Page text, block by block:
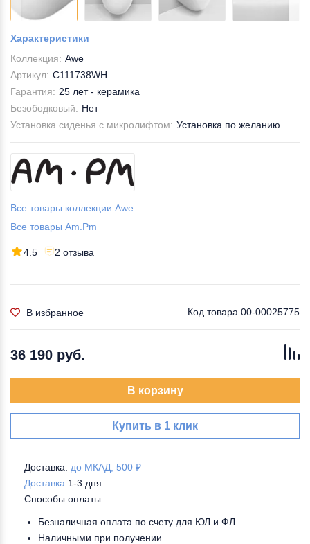
Характеристики
Коллекция: Awe
Артикул: C111738WH
Гарантия: 25 лет - керамика
Безободковый: Нет
Установка сиденья с микролифтом: Установка по желанию
Все товары коллекции Awe
Все товары Am.Pm
4.5 2 отзыва
В избранное Код товара 00-00025775
36 190 руб.
В корзину
Купить в 1 клик
Доставка: до МКАД, 500 ₽
Доставка 1-3 дня
Способы оплаты:
Безналичная оплата по счету для ЮЛ и ФЛ
Наличными при получении